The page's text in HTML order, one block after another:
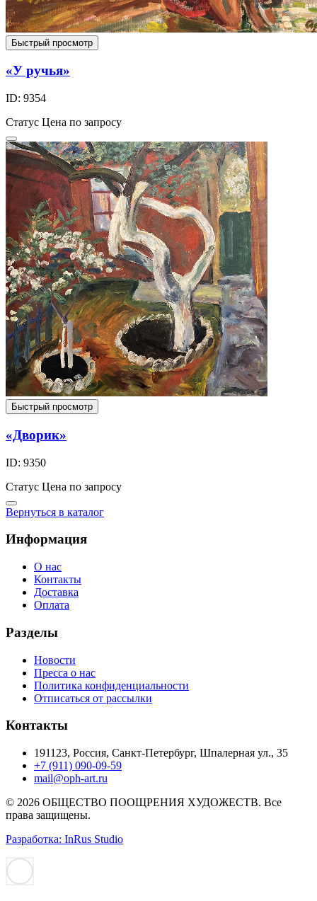
Быстрый просмотр
«У ручья»
ID: 9354
Статус Цена по запросу
Быстрый просмотр
«Дворик»
ID: 9350
Статус Цена по запросу
Вернуться в каталог
Информация
О нас
Контакты
Доставка
Оплата
Разделы
Новости
Пресса о нас
Политика конфиденциальности
Отписаться от рассылки
Контакты
191123, Россия, Санкт-Петербург, Шпалерная ул., 35
+7 (911) 090-09-59
mail@oph-art.ru
© 2026 ОБЩЕСТВО ПООЩРЕНИЯ ХУДОЖЕСТВ. Все
права защищены.
Разработка: InRus Studio